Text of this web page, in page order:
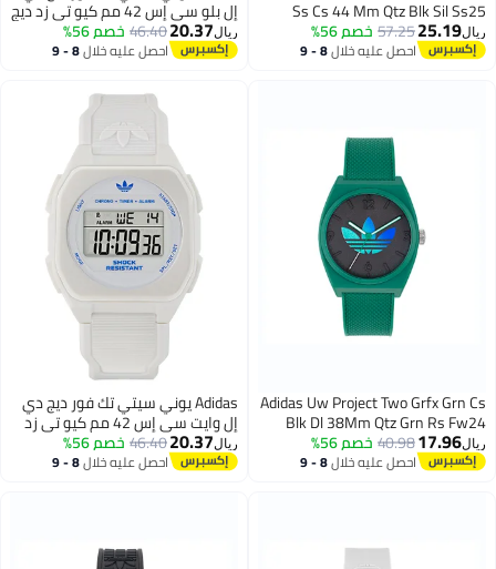
Ss Cs 44 Mm Qtz Blk Sil Ss25
ريال25.19
57.25خصم 56%
احصل عليه خلال 8 - 9
إل بلو سي إس 42 مم كيو تي زد ديج
بلو ريس إس إس25
ريال20.37
46.40خصم 56%
احصل عليه خلال 8 - 9
Adidas Uw Project Two Grfx Grn Cs
Blk Dl 38Mm Qtz Grn Rs Fw24
ريال17.96
40.98خصم 56%
احصل عليه خلال 8 - 9
Adidas يوني سيتي تك فور ديج دي
إل وايت سي إس 42 مم كيو تي زد
ديج وايت ريس إس إس25
ريال20.37
46.40خصم 56%
احصل عليه خلال 8 - 9